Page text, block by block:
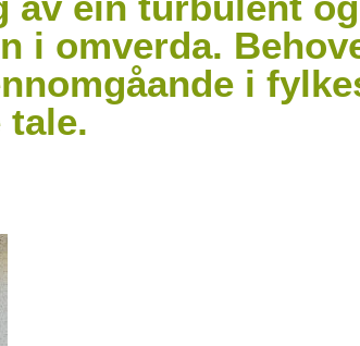
i omverda.
i
tale.